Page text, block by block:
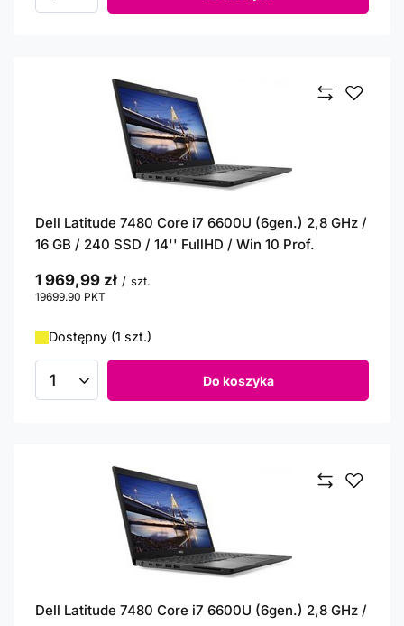
Dell Latitude 7480 Core i7 6600U (6gen.) 2,8 GHz /
16 GB / 240 SSD / 14'' FullHD / Win 10 Prof.
1 969,99 zł / szt.
19699.90 PKT
Dostępny (1 szt.)
Ilość produktów Do koszyka
Dell Latitude 7480 Core i7 6600U (6gen.) 2,8 GHz /